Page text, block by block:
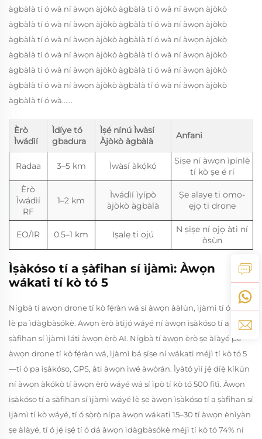
àgbàlà tí ó wà ní àwọn àjòkò àgbàlà tí ó wà ní àwọn àjòkò
àgbàlà tí ó wà ní àwọn àjòkò àgbàlà tí ó wà ní àwọn àjòkò
àgbàlà tí ó wà ní àwọn àjòkò àgbàlà tí ó wà ní àwọn àjòkò
àgbàlà tí ó wà ní àwọn àjòkò àgbàlà tí ó wà ní àwọn àjòkò
àgbàlà tí ó wà ní àwọn àjòkò àgbàlà tí ó wà ní àwọn àjòkò
àgbàlà tí ó wà ní àwọn àjòkò àgbàlà tí ó wà ní àwọn àjòkò
àgbàlà tí ó wà......
Èrò
Ìwádìí
Ìdíye tó
gbadura
Ìṣẹ́ nínú Ìwàsí
Àjòkò àgbàlà
Anfani
Radaa 3–5 km Ìwàsí àkọ́kọ́
Ṣiṣe ní àwọn ìpínlè
tí kò ṣe é rí
Èrò
Ìwádìí
RF
1–2 km
Ìwádìí ìyípò
àjòkò àgbàlà
Ṣe alaye ti omo-
ẹjọ ti drone
EO/IR 0.5–1 km Iṣalẹ ti ojú
N ṣiṣe ní ọjọ àti ní
òsùn
Ìṣàkóso tí a ṣàfihan sí ìjàmì: Àwọn
wákati tí kò tó 5
Nígbà tí awọn drone tí kò fẹ́ràn wá sí àwọn ààlùn, ìjàmì tí ó pọ̀ jù
lè pa ìdàgbàsókè. Awọn èrò àtijọ́ wáyé ní àwọn ìṣàkóso tí a
ṣàfihan sí ìjàmì láti àwọn èrò AI. Nígbà tí àwọn èrò ṣe àlàyé pé
àwọn drone tí kò fẹ́ràn wá, ìjàmì bá ṣíṣe ní wákati méjì tí kò tó 5
—tí ó pa ìṣàkóso, GPS, àti àwọn ìwé àwòrán. Ìyàtó yìí jẹ́ díẹ̀ kíkún
ní àwọn àkókò tí àwọn èrò wáyé wá sí ìpò tí kò tó 500 fítì. Àwọn
ìṣàkóso tí a ṣàfihan sí ìjàmì wáyé lè ṣe àwọn ìṣàkóso tí a ṣàfihan sí
ìjàmì tí kò wáyé, tí ó sọ̀rọ̀ nípa àwọn wákati 15–30 tí àwọn ènìyàn
ṣe àlàyé, tí ó jẹ́ iṣẹ́ tí ó dá àwọn ìdàgbàsókè méjì tí kò tó 74% ní